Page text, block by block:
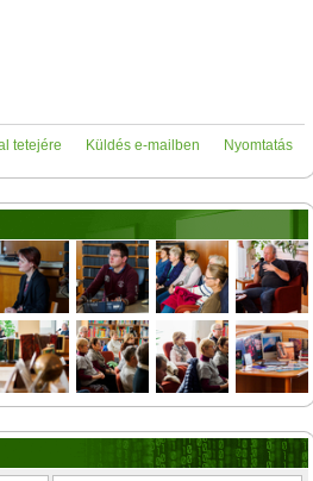
Nyomtatás
Küldés e-mailben
tetejére